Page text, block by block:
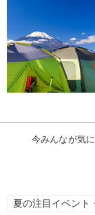
今みんなが気
夏の注目イベント